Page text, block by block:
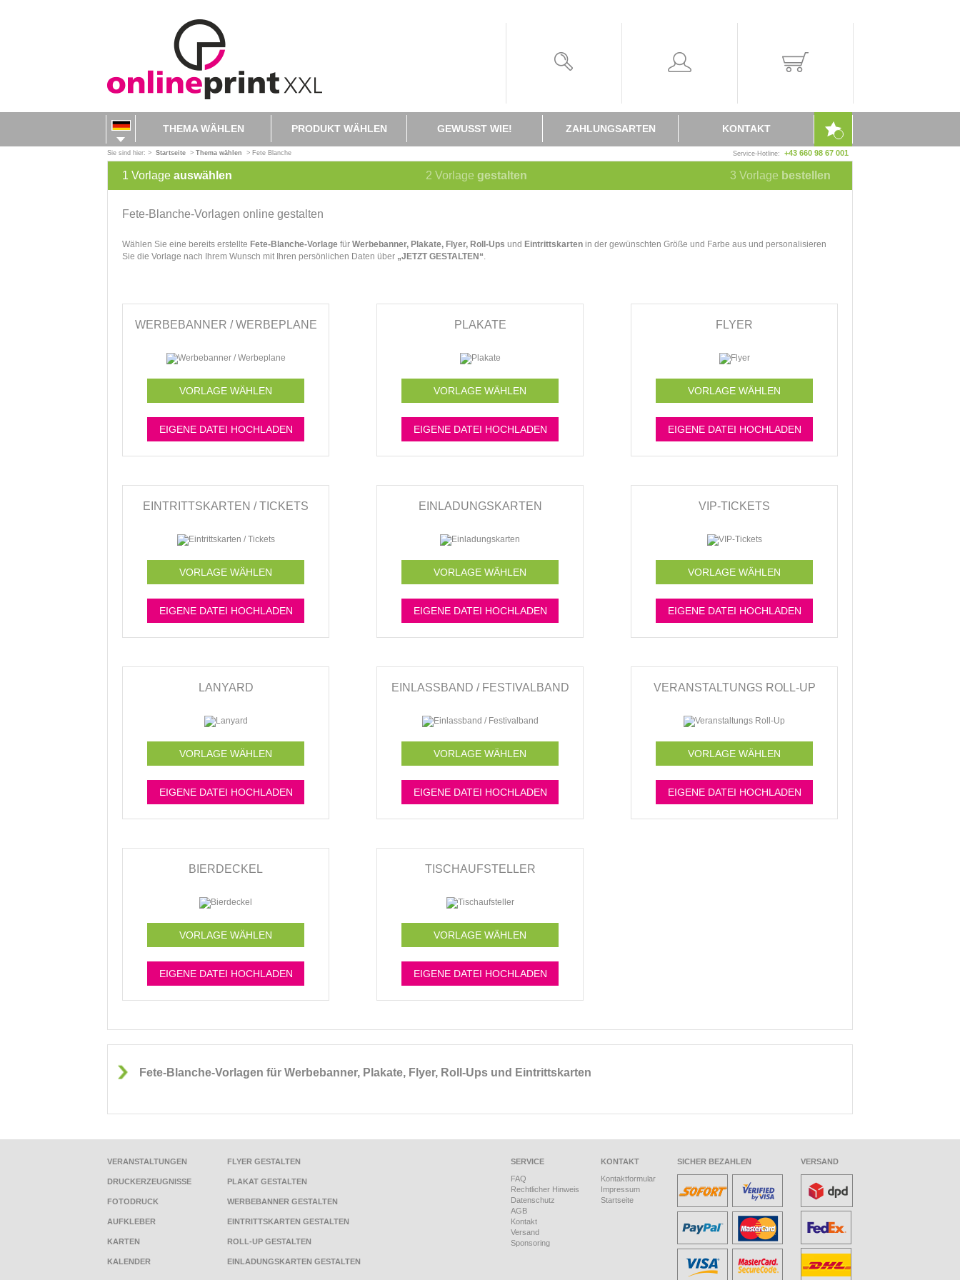
THEMA WÄHLEN PRODUKT WÄHLEN GEWUSST WIE! ZAHLUNGSARTEN KONTAKT
Sie sind hier: > Startseite > Thema wählen > Fete Blanche Service-Hotline: +43 660 98 67 001
1 Vorlage auswählen 2 Vorlage gestalten 3 Vorlage bestellen
Fete-Blanche-Vorlagen online gestalten
Wählen Sie eine bereits erstellte Fete-Blanche-Vorlage für Werbebanner, Plakate, Flyer, Roll-Ups und Eintrittskarten in der gewünschten Größe und Farbe aus und personalisieren
Sie die Vorlage nach Ihrem Wunsch mit Ihren persönlichen Daten über „JETZT GESTALTEN“.
WERBEBANNER / WERBEPLANE
VORLAGE WÄHLEN
EIGENE DATEI HOCHLADEN
PLAKATE
VORLAGE WÄHLEN
EIGENE DATEI HOCHLADEN
FLYER
VORLAGE WÄHLEN
EIGENE DATEI HOCHLADEN
EINTRITTSKARTEN / TICKETS
VORLAGE WÄHLEN
EIGENE DATEI HOCHLADEN
EINLADUNGSKARTEN
VORLAGE WÄHLEN
EIGENE DATEI HOCHLADEN
VIP-TICKETS
VORLAGE WÄHLEN
EIGENE DATEI HOCHLADEN
LANYARD
VORLAGE WÄHLEN
EIGENE DATEI HOCHLADEN
EINLASSBAND / FESTIVALBAND
VORLAGE WÄHLEN
EIGENE DATEI HOCHLADEN
VERANSTALTUNGS ROLL-UP
VORLAGE WÄHLEN
EIGENE DATEI HOCHLADEN
BIERDECKEL
VORLAGE WÄHLEN
EIGENE DATEI HOCHLADEN
TISCHAUFSTELLER
VORLAGE WÄHLEN
EIGENE DATEI HOCHLADEN
Fete-Blanche-Vorlagen für Werbebanner, Plakate, Flyer, Roll-Ups und Eintrittskarten
VERANSTALTUNGEN
DRUCKERZEUGNISSE
FOTODRUCK
AUFKLEBER
KARTEN
KALENDER
FLYER GESTALTEN
PLAKAT GESTALTEN
WERBEBANNER GESTALTEN
EINTRITTSKARTEN GESTALTEN
ROLL-UP GESTALTEN
EINLADUNGSKARTEN GESTALTEN
SERVICE
FAQ
Rechtlicher Hinweis
Datenschutz
AGB
Kontakt
Versand
Sponsoring
KONTAKT
Kontaktformular
Impressum
Startseite
SICHER BEZAHLEN VERSAND